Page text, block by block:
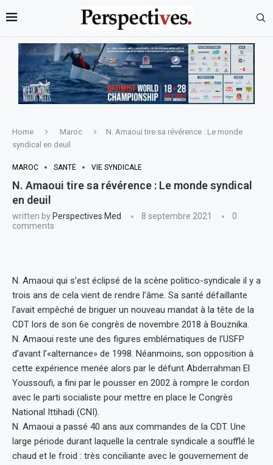
Home Maroc
N. Amaoui tire sa révérence : Le monde
syndical en deuil
MAROC SANTÉ VIE SYNDICALE
N. Amaoui tire sa révérence : Le monde syndical
en deuil
written by Perspectives Med 8 septembre 2021
0
comments
N. Amaoui qui s’est éclipsé de la scène politico-syndicale il y a
trois ans de cela vient de rendre l’âme. Sa santé défaillante
l’avait empêché de briguer un nouveau mandat à la tête de la
CDT lors de son 6e congrès de novembre 2018 à Bouznika.
N. Amaoui reste une des figures emblématiques de l’USFP
d’avant l’«alternance» de 1998. Néanmoins, son opposition à
cette expérience menée alors par le défunt Abderrahman El
Youssoufi, a fini par le pousser en 2002 à rompre le cordon
avec le parti socialiste pour mettre en place le Congrès
National Ittihadi (CNI).
N. Amaoui a passé 40 ans aux commandes de la CDT. Une
large période durant laquelle la centrale syndicale a soufflé le
chaud et le froid : très conciliante avec le gouvernement de